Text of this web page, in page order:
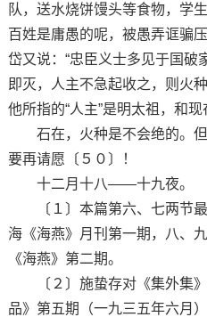
队，送水烧饼馒头等食物，学
百姓是庸愚的呢，被愚弄诓骗
岱又说：“忠臣义士多见于国破
即灭，人主不急起收之，则火
他所指的“人主”是明太祖，和现
石在，火种是不会绝的。但
要再请愿〔５０〕！
十二月十八——十九夜。
〔１〕本篇第六、七两节最
海《海燕》月刊第一期，八、
《海燕》第二期。
〔２〕施蛰存对《集外集》
品》第五期（一九三五年六月